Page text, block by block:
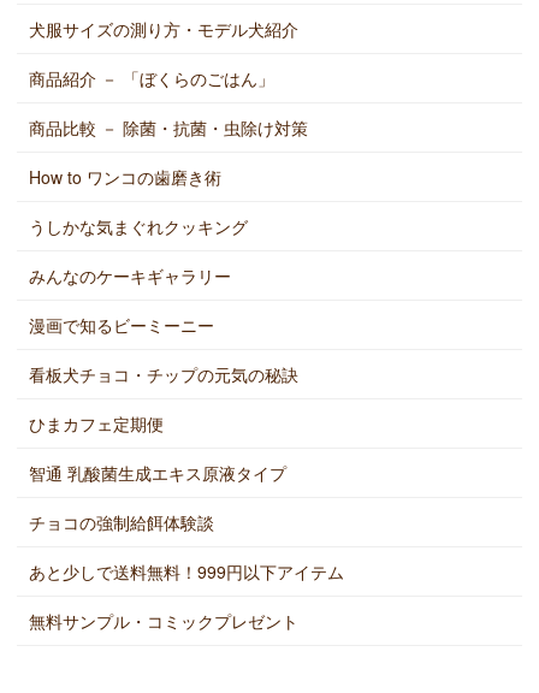
犬服サイズの測り方・モデル犬紹介
商品紹介 － 「ぼくらのごはん」
商品比較 － 除菌・抗菌・虫除け対策
How to ワンコの歯磨き術
うしかな気まぐれクッキング
みんなのケーキギャラリー
漫画で知るビーミーニー
看板犬チョコ・チップの元気の秘訣
ひまカフェ定期便
智通 乳酸菌生成エキス原液タイプ
チョコの強制給餌体験談
あと少しで送料無料！999円以下アイテム
無料サンプル・コミックプレゼント